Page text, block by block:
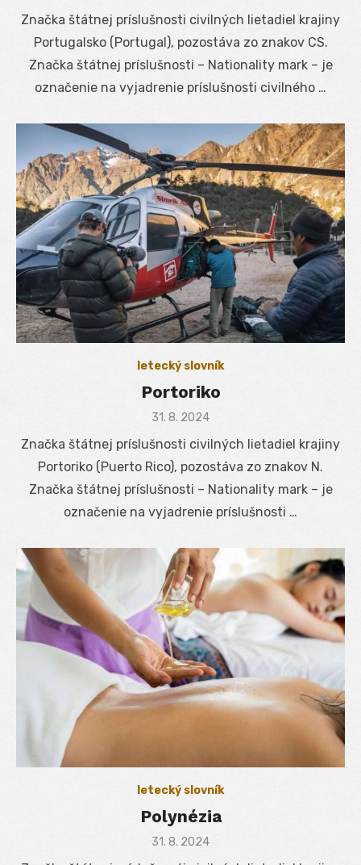
Značka štátnej príslušnosti civilných lietadiel krajiny
Portugalsko (Portugal), pozostáva zo znakov CS.
Značka štátnej príslušnosti – Nationality mark – je
označenie na vyjadrenie príslušnosti civilného …
letecký slovník
Portoriko
Posted
31. 8. 2024
Značka štátnej príslušnosti civilných lietadiel krajiny
Portoriko (Puerto Rico), pozostáva zo znakov N.
Značka štátnej príslušnosti – Nationality mark – je
označenie na vyjadrenie príslušnosti …
letecký slovník
Polynézia
Posted
31. 8. 2024